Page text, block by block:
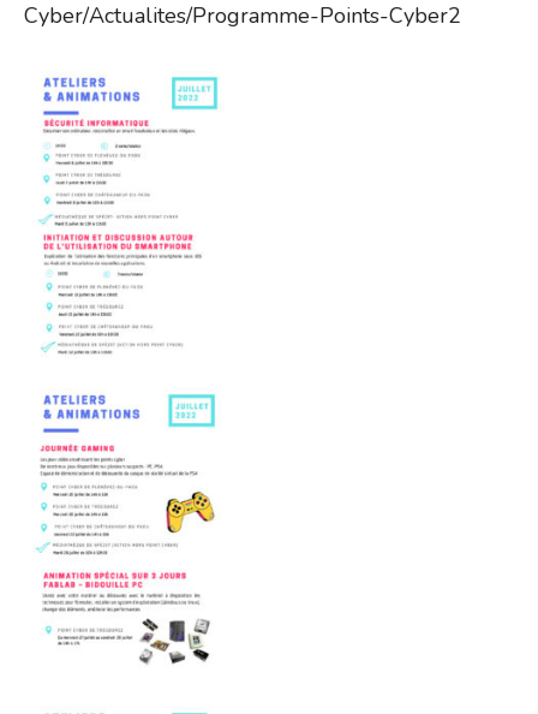
Cyber/Actualites/Programme-Points-Cyber2